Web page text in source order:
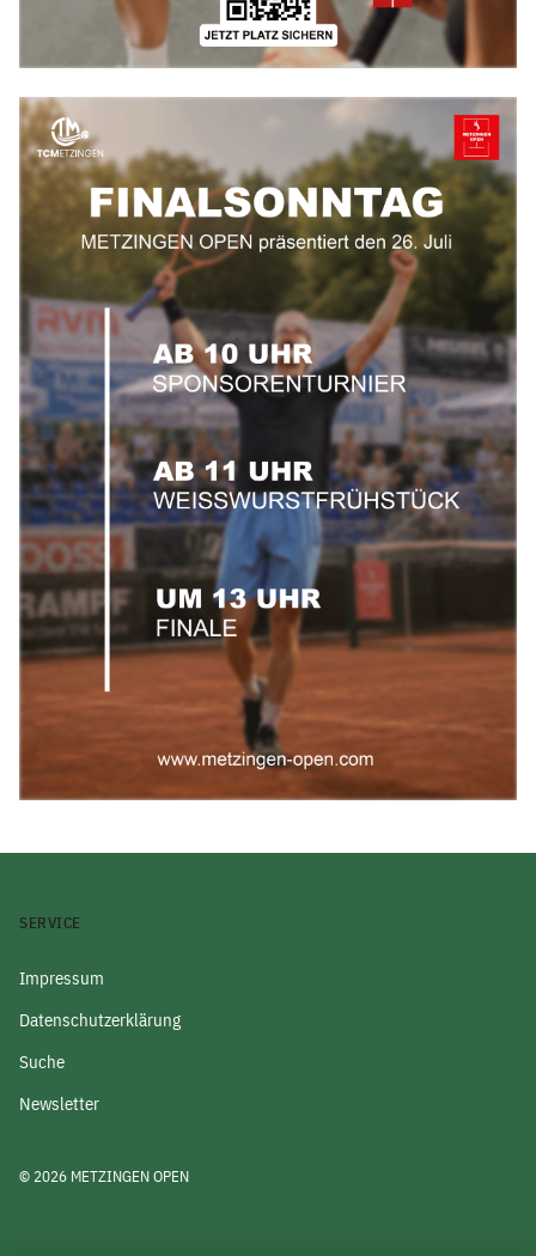
SERVICE
Impressum
Datenschutzerklärung
Suche
Newsletter
© 2026 METZINGEN OPEN